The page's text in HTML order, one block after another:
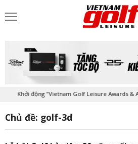
Khởi động "Vietnam Golf Leisure Awards &
Chủ đề: golf-3d